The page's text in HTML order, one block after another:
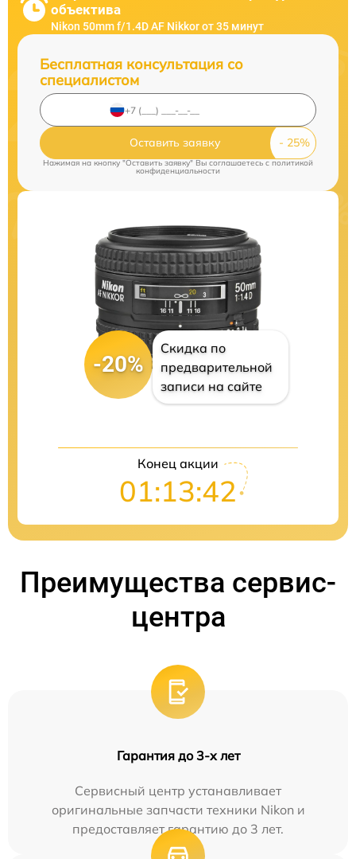
объектива
Nikon 50mm f/1.4D AF Nikkor от 35 минут
Бесплатная консультация со
специалистом
Оставить заявку
Нажимая на кнопку "Оставить заявку" Вы соглашаетесь cполитикой
конфиденциальности
-20%
Скидка по
предварительной
записи на сайте
Конец акции
01:13:42
Преимущества сервис-
центра
Гарантия до 3-х лет
Сервисный центр устанавливает
оригинальные запчасти техники Nikon и
предоставляет гарантию до 3 лет.